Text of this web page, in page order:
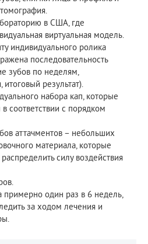
в США, где
виртуальная модель.
индивидуального ролика
последовательность
зубов по неделям,
итоговый результат).
набора кап, которые
соответствии с порядком
аттачментов – небольших
материала, которые
силу воздействия
один раз в 6 недель,
за ходом лечения и